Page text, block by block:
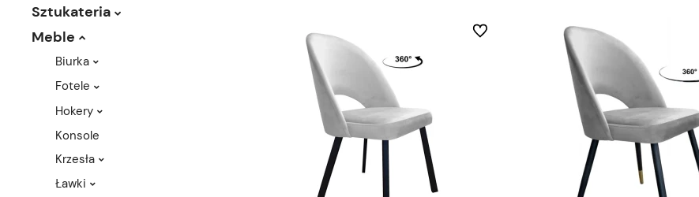
Sztukateria
Meble
Biurka
Fotele
Hokery
Konsole
Krzesła
Ławki
Do ulubionych